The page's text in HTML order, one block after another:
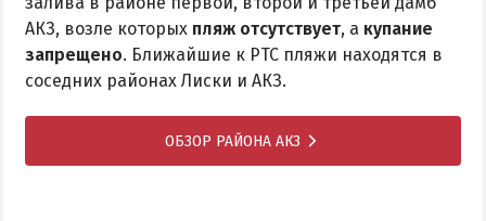
АКЗ, возле которых пляж отсутствует, а купание
запрещено. Ближайшие к РТС пляжи находятся в
соседних районах Лиски и АКЗ.
ОБЗОР РАЙОНА АКЗ